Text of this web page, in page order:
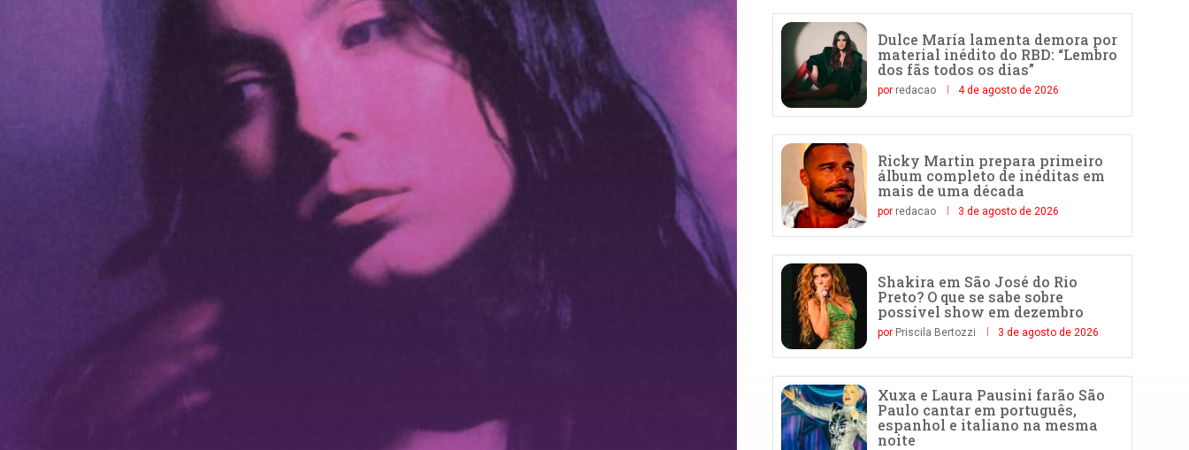
Dulce María lamenta demora por
material inédito do RBD: “Lembro
dos fãs todos os dias”
por redacao 4 de agosto de 2026
Ricky Martin prepara primeiro
álbum completo de inéditas em
mais de uma década
por redacao 3 de agosto de 2026
Shakira em São José do Rio
Preto? O que se sabe sobre
possível show em dezembro
por Priscila Bertozzi 3 de agosto de 2026
Xuxa e Laura Pausini farão São
Paulo cantar em português,
espanhol e italiano na mesma
noite